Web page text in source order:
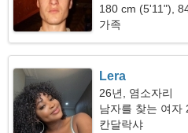
180 cm (5'11"),
가족
Lera
26년, 염소자리
남자를 찾는 여자
칸달락샤